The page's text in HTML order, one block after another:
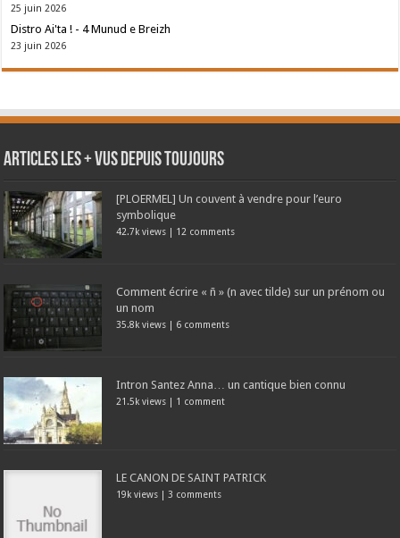
25 juin 2026
Distro Ai'ta ! - 4 Munud e Breizh
23 juin 2026
Articles les + vus depuis toujours
[PLOERMEL] Un couvent à vendre pour l’euro
symbolique
42.7k views | 12 comments
Comment écrire « ñ » (n avec tilde) sur un prénom ou
un nom
35.8k views | 6 comments
Intron Santez Anna… un cantique bien connu
21.5k views | 1 comment
LE CANON DE SAINT PATRICK
19k views | 3 comments